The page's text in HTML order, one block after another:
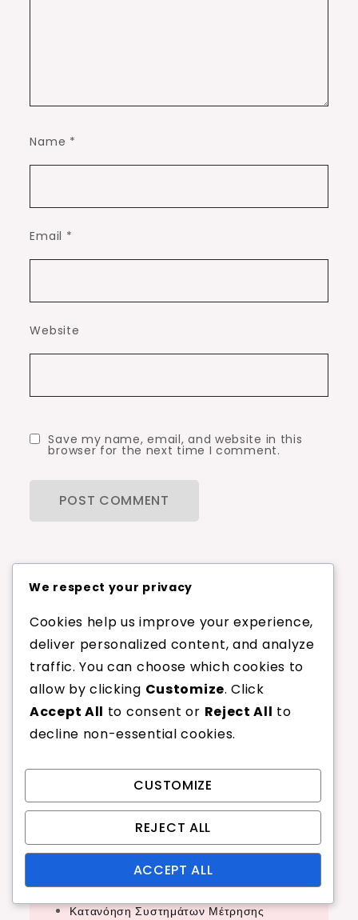
Name *
Email *
Website
Save my name, email, and website in this
browser for the next time I comment.
Σύνδεσμοι
Σχετικά
Αναρτήσεις ιστολογίου
Επικοινωνία
Πρόσφατες δημοσιεύσεις
Κατανόηση Συστημάτων Μέτρησης
We respect your privacy
Cookies help us improve your experience,
deliver personalized content, and analyze
traffic. You can choose which cookies to
allow by clicking Customize. Click
Accept All to consent or Reject All to
decline non-essential cookies.
CUSTOMIZE
REJECT ALL
ACCEPT ALL